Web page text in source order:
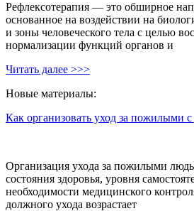
Рефлексотерапия — это обширное
основанное на воздействии на
и зоны человеческого тела с целью
нормализации функций органов и
Читать далее >>>
Новые материалы:
Как организовать уход за пожилыми
Организация ухода за пожилыми
состояния здоровья, уровня
необходимости медицинского
должного ухода возрастает